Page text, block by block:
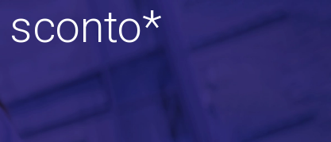
sconto*